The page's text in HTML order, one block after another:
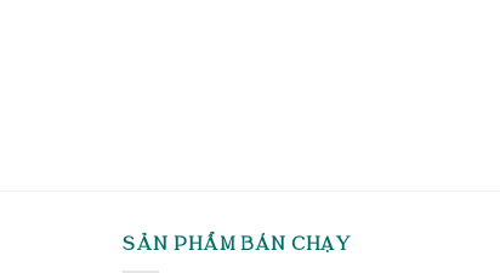
SẢN PHẨM BÁN CHẠY